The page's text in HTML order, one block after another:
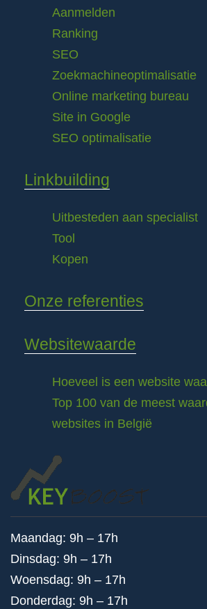
Aanmelden
Ranking
SEO
Zoekmachineoptimalisatie
Online marketing bureau
Site in Google
SEO optimalisatie
Linkbuilding
Uitbesteden aan specialist
Tool
Kopen
Onze referenties
Websitewaarde
Hoeveel is een website
Top 100 van de meest
websites in België
Maandag: 9h – 17h
Dinsdag: 9h – 17h
Woensdag: 9h – 17h
Donderdag: 9h – 17h